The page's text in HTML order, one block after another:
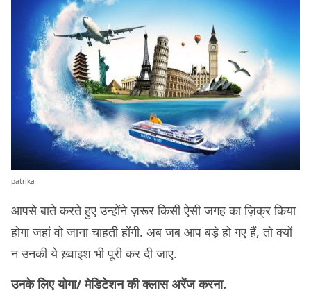
patrika
आपसे बाते करते हुए उन्होंने ज़रूर किसी ऐसी जगह का ज़िक्र किया
होगा जहां वो जाना चाहती होंगी. अब जब आप बड़े हो गए हैं, तो क्यों
न उनकी ये ख़्वाइश भी पूरी कर दी जाए.
उनके लिए योगा/ मेडिटेशन की क्लास अरेंज करना.